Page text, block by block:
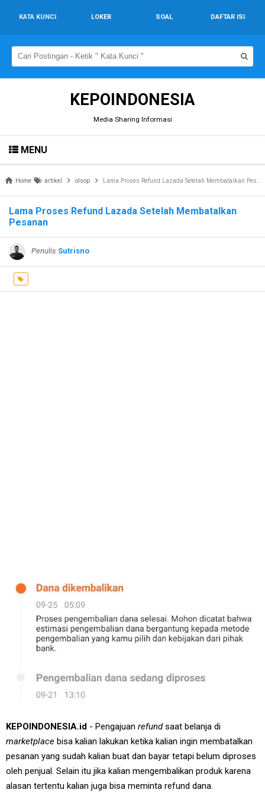
KATA KUNCI LOKER SOAL DAFTAR ISI
KEPOINDONESIA
Media Sharing Informasi
MENU
Home artikel olsop Lama Proses Refund Lazada Setelah Membatalkan Pesanan
Lama Proses Refund Lazada Setelah Membatalkan
Pesanan
Penulis Sutrisno
KEPOINDONESIA.id - Pengajuan refundsaat belanja di
marketplace bisa kalian lakukan ketika kalian ingin membatalkan
pesanan yang sudah kalian buat dan bayar tetapi belum diproses
oleh penjual. Selain itu jika kalian mengembalikan produk karena
alasan tertentu kalian juga bisa meminta refund dana.